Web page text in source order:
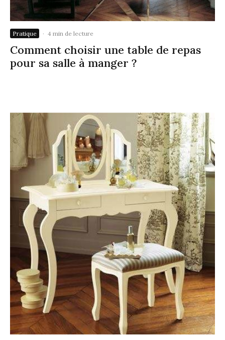
Pratique · 4 min de lecture
Comment choisir une table de repas
pour sa salle à manger ?